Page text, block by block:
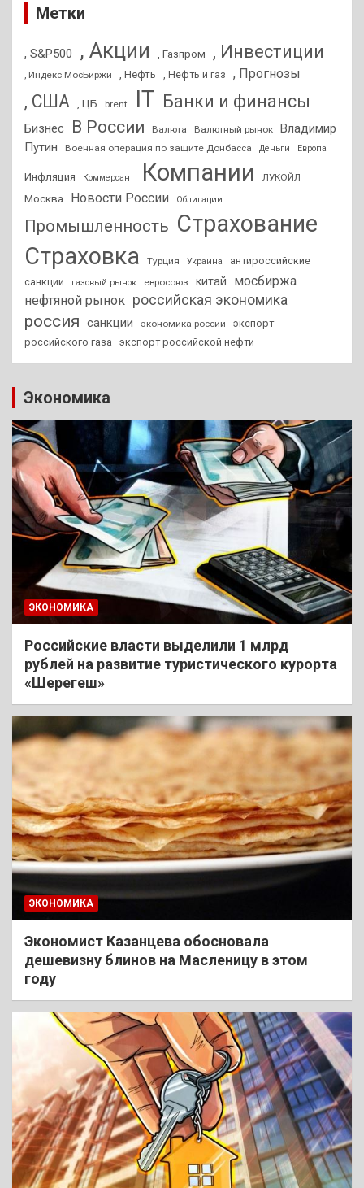
Метки
, S&P500 , Акции , Газпром , Инвестиции
, Индекс МосБиржи , Нефть , Нефть и газ , Прогнозы
, США , ЦБ brent IT Банки и финансы
Бизнес В России Валюта Валютный рынок
Владимир
Путин
Военная операция по защите Донбасса Деньги Европа
Инфляция Коммерсант Компании ЛУКОЙЛ
Москва Новости России Облигации
Промышленность Страхование
Страховка
Турция Украина
антироссийские
санкции
газовый рынок евросоюз китай
мосбиржа
нефтяной рынок российская экономика
россия санкции экономика россии
экспорт
российского газа
экспорт российской нефти
Экономика
ЭКОНОМИКА
Российские власти выделили 1 млрд
рублей на развитие туристического курорта
«Шерегеш»
ЭКОНОМИКА
Экономист Казанцева обосновала
дешевизну блинов на Масленицу в этом
году